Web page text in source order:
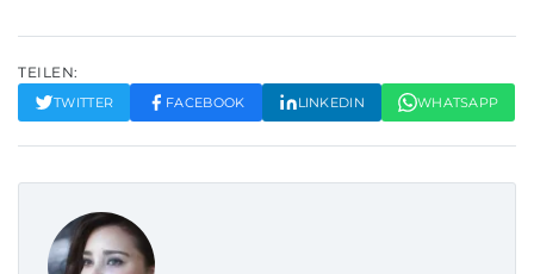
TEILEN:
TWITTER FACEBOOK LINKEDIN WHATSAPP